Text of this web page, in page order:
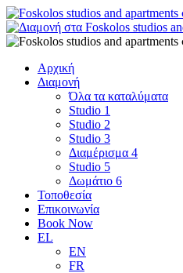
Αρχική
Διαμονή
Όλα τα καταλύματα
Studio 1
Studio 2
Studio 3
Διαμέρισμα 4
Studio 5
Δωμάτιο 6
Τοποθεσία
Επικοινωνία
Book Now
EL
EN
FR